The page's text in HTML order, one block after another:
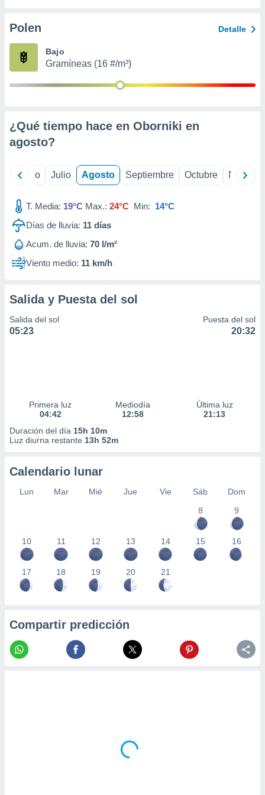
e
mediante
de
1199
Polen Detalle
Bajo
Gramíneas (16 #/m³)
¿Qué tiempo hace en Oborniki en
agosto?
Junio Julio Agosto Septiembre Octubre
T. Media: 19°C Max.: 24°C Min: 14°C
Días de lluvia: 11 días
Acum. de lluvia: 70 l/m²
Viento medio: 11 km/h
Salida y Puesta del sol
Salida del sol
05:23
Puesta del sol
20:32
Primera luz
04:42
Mediodía
12:58
Última luz
21:13
Duración del día 15h 10m
Luz diurna restante 13h 52m
Calendario lunar
Lun Mar Mié Jue Vie Sáb
Dom
8
9
10 11 12 13 14 15 16
17 18 19 20 21
Compartir predicción